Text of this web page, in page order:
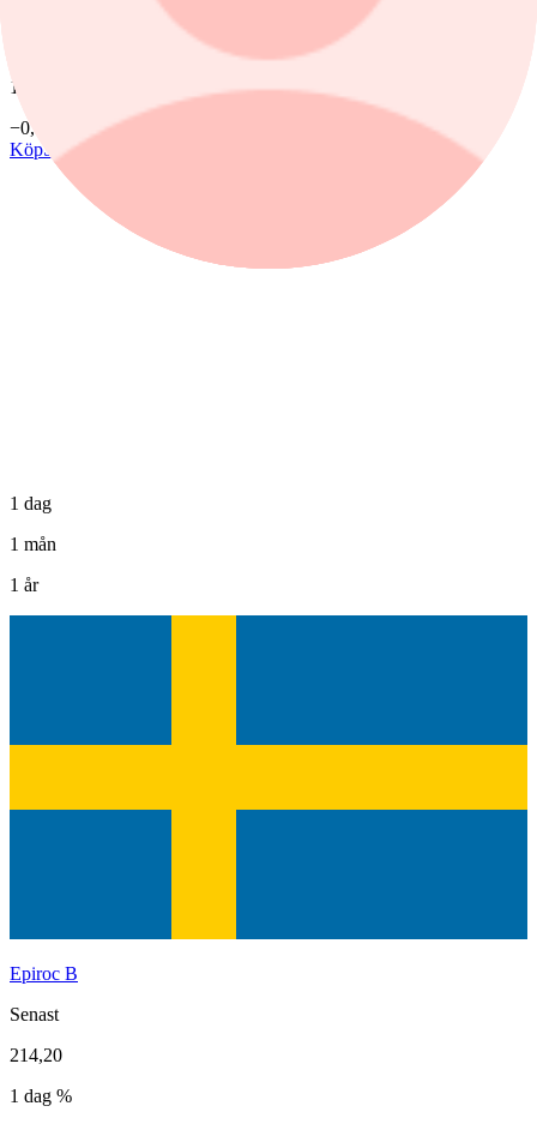
1 dag %
−0,03%
KöpSälj
1 dag
1 mån
1 år
Epiroc B
Senast
214,20
1 dag %